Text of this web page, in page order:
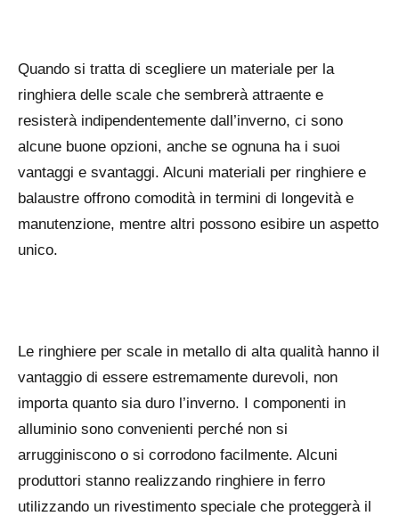
Quando si tratta di scegliere un materiale per la
ringhiera delle scale che sembrerà attraente e
resisterà indipendentemente dall’inverno, ci sono
alcune buone opzioni, anche se ognuna ha i suoi
vantaggi e svantaggi. Alcuni materiali per ringhiere e
balaustre offrono comodità in termini di longevità e
manutenzione, mentre altri possono esibire un aspetto
unico.
Le ringhiere per scale in metallo di alta qualità hanno il
vantaggio di essere estremamente durevoli, non
importa quanto sia duro l’inverno. I componenti in
alluminio sono convenienti perché non si
arrugginiscono o si corrodono facilmente. Alcuni
produttori stanno realizzando ringhiere in ferro
utilizzando un rivestimento speciale che proteggerà il